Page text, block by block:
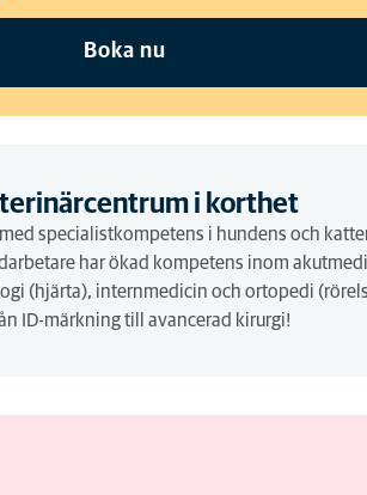
Boka nu
i korthet
specialistkompetens i hundens och
har ökad kompetens inom
(hjärta), internmedicin och ortopedi
ID-märkning till avancerad kirurgi!